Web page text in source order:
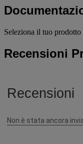
Seleziona il tuo
Recensioni